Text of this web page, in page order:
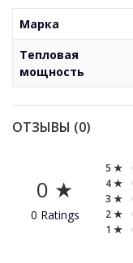
Марка
Тепловая
мощность
ОТЗЫВЫ (0)
0 ★
0 Ratings
5 ★
4 ★
3 ★
2 ★
1 ★